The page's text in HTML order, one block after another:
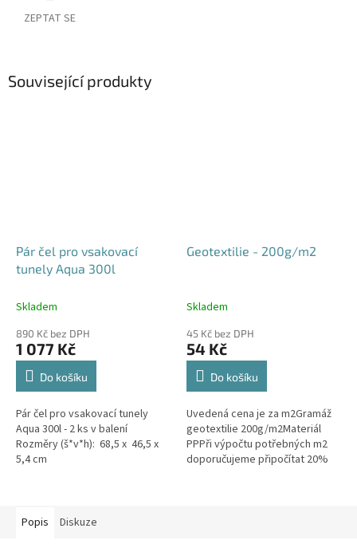
ZEPTAT SE
Související produkty
Pár čel pro vsakovací
tunely Aqua 300l
Skladem
890 Kč bez DPH
1 077 Kč
Do košíku
Pár čel pro vsakovací tunely
Aqua 300l - 2 ks v balení
Rozměry (š*v*h): 68,5 x 46,5 x
5,4 cm
Geotextilie - 200g/m2
Skladem
45 Kč bez DPH
54 Kč
Do košíku
Uvedená cena je za m2Gramáž
geotextilie 200g/m2Materiál
PPPři výpočtu potřebných m2
doporučujeme připočítat 20%
Popis Diskuze